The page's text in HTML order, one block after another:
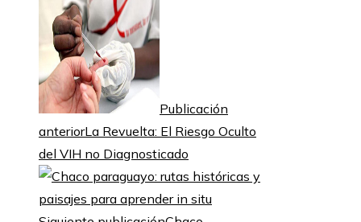
Publicación
anteriorLa Revuelta: El Riesgo Oculto
del VIH no Diagnosticado